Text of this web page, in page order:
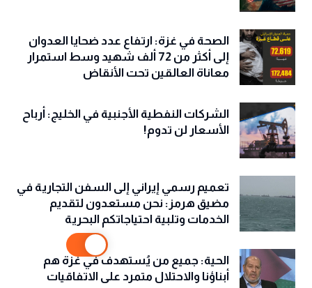
الصحة في غزة: ارتفاع عدد ضحايا العدوان
إلى أكثر من 72 ألف شهيد وسط استمرار
معاناة العالقين تحت الأنقاض
الشركات النفطية الأجنبية في الخليج: أرباح
الأسعار لن تدوم!
تعميم رسمي إيراني إلى السفن التجارية في
مضيق هرمز: نحن مستعدون لتقديم
الخدمات وتلبية احتياجاتكم البحرية
الحية: جميع من يُستهدف في غزة هم
أبناؤنا والاحتلال متمرد على الاتفاقيات